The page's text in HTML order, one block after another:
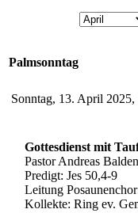
Palmsonntag
Sonntag, 13. April
Gottesdienst mit
Pastor Andreas
Predigt: Jes 50,4-9
Leitung
Kollekte: Ring ev.